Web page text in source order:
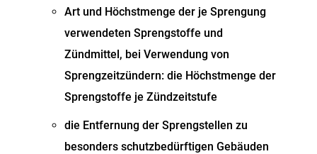
Art und Höchstmenge der je Sprengung
verwendeten Sprengstoffe und
Zündmittel, bei Verwendung von
Sprengzeitzündern: die Höchstmenge der
Sprengstoffe je Zündzeitstufe
die Entfernung der Sprengstellen zu
besonders schutzbedürftigen Gebäuden